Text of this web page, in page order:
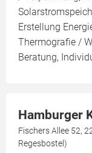
Erstellung
Thermografie /
Beratung,
Hamburger
Fischers Allee 52,
Regesbostel)